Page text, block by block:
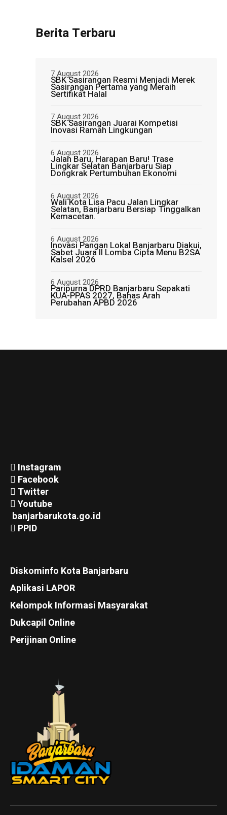
Berita Terbaru
SBK Sasirangan Resmi Menjadi Merek
Sasirangan Pertama yang Meraih
Sertifikat Halal
7 August 2026
SBK Sasirangan Juarai Kompetisi
Inovasi Ramah Lingkungan
7 August 2026
Jalan Baru, Harapan Baru! Trase
Lingkar Selatan Banjarbaru Siap
Dongkrak Pertumbuhan Ekonomi
6 August 2026
Wali Kota Lisa Pacu Jalan Lingkar
Selatan, Banjarbaru Bersiap Tinggalkan
Kemacetan.
6 August 2026
Inovasi Pangan Lokal Banjarbaru Diakui,
Sabet Juara II Lomba Cipta Menu B2SA
Kalsel 2026
6 August 2026
Paripurna DPRD Banjarbaru Sepakati
KUA-PPAS 2027, Bahas Arah
Perubahan APBD 2026
6 August 2026
Instagram
Facebook
Twitter
Youtube
banjarbarukota.go.id
PPID
Diskominfo Kota Banjarbaru
Aplikasi LAPOR
Kelompok Informasi Masyarakat
Dukcapil Online
Perijinan Online